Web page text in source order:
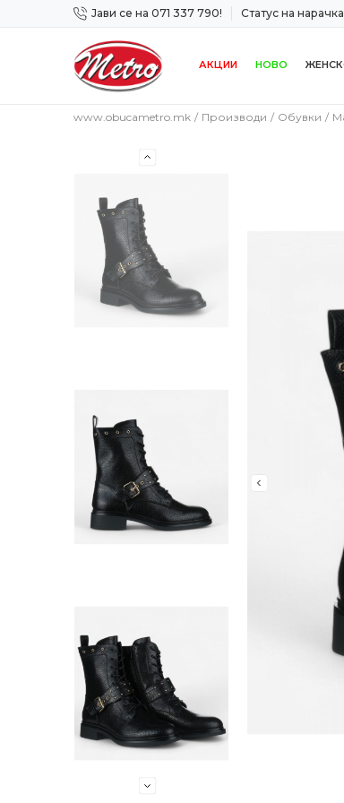
Јави се на 071 337 790! Статус на нарачка
Сигурно плаќање со платежна
АКЦИИ НОВО
www.obucametro.mk Производи Обувки